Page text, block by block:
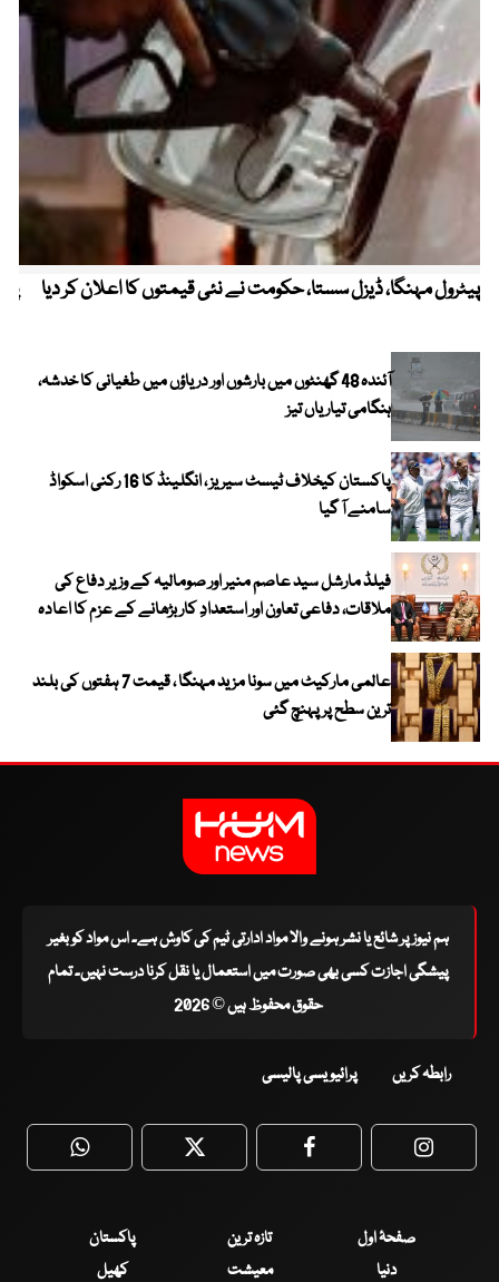
پیٹرول مہنگا، ڈیزل سستا، حکومت نے نئی قیمتوں کا اعلان کر دیا
آئندہ 48 گھنٹوں میں بارشوں اور دریاؤں میں طغیانی کا خدشہ،
ہنگامی تیاریاں تیز
پاکستان کیخلاف ٹیسٹ سیریز ، انگلینڈ کا 16 رکنی اسکواڈ
سامنے آ گیا
فیلڈ مارشل سید عاصم منیر اور صومالیہ کے وزیر دفاع کی
ملاقات، دفاعی تعاون اور استعدادِ کار بڑھانے کے عزم کا اعادہ
عالمی مارکیٹ میں سونا مزید مہنگا ، قیمت 7 ہفتوں کی بلند
ترین سطح پر پہنچ گئی
ہم نیوز پر شائع یا نشر ہونے والا مواد ادارتی ٹیم کی کاوش ہے۔ اس مواد کو بغیر
پیشگی اجازت کسی بھی صورت میں استعمال یا نقل کرنا درست نہیں۔ تمام
حقوق محفوظ ہیں © 2026
رابطہ کریں پرائیویسی پالیسی
WhatsApp Twitter Facebook
صفحۂ اول تازہ ترین
پاکستان
دنیا
معیشت کھیل